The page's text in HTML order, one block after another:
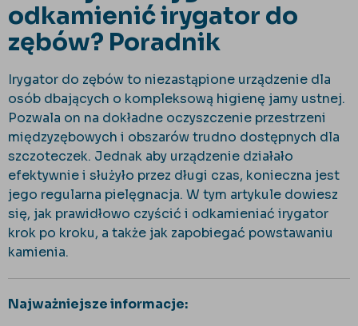
odkamienić irygator do
zębów? Poradnik
Irygator do zębów to niezastąpione urządzenie dla
osób dbających o kompleksową higienę jamy ustnej.
Pozwala on na dokładne oczyszczenie przestrzeni
międzyzębowych i obszarów trudno dostępnych dla
szczoteczek. Jednak aby urządzenie działało
efektywnie i służyło przez długi czas, konieczna jest
jego regularna pielęgnacja. W tym artykule dowiesz
się, jak prawidłowo czyścić i odkamieniać irygator
krok po kroku, a także jak zapobiegać powstawaniu
kamienia.
Najważniejsze informacje: